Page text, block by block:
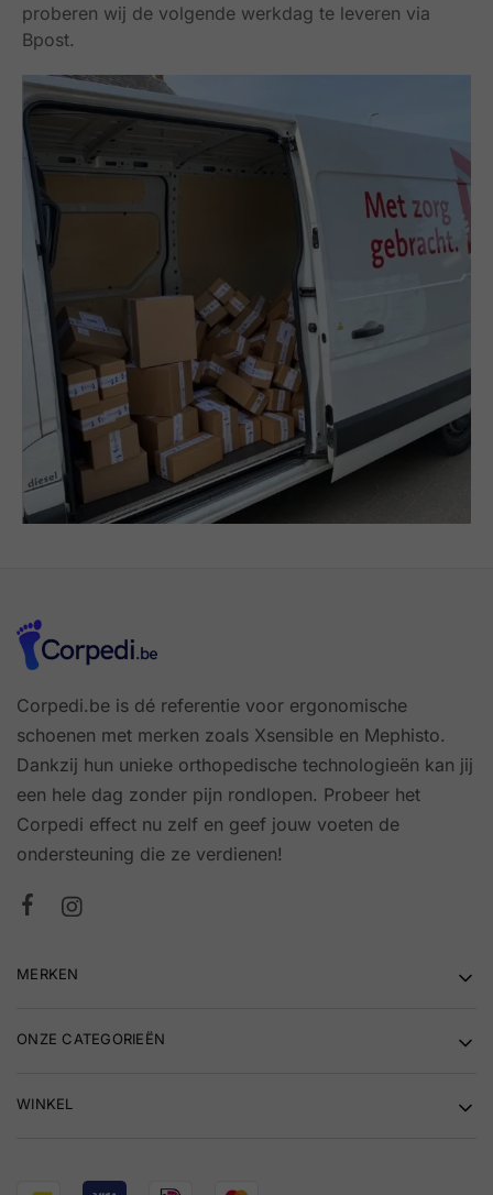
proberen wij de volgende werkdag te leveren via
Bpost.
Corpedi.be is dé referentie voor ergonomische
schoenen met merken zoals Xsensible en Mephisto.
Dankzij hun unieke orthopedische technologieën kan jij
een hele dag zonder pijn rondlopen. Probeer het
Corpedi effect nu zelf en geef jouw voeten de
ondersteuning die ze verdienen!
MERKEN
ONZE CATEGORIEËN
WINKEL